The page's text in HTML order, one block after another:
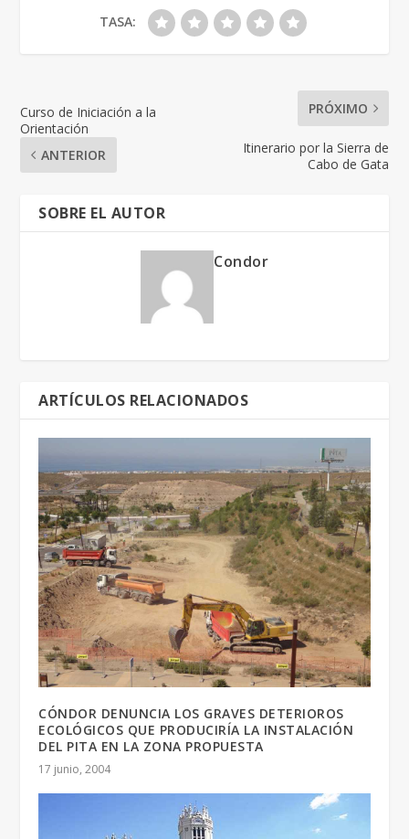
TASA:
Curso de Iniciación a la
Orientación
ANTERIOR
PRÓXIMO
Itinerario por la Sierra de
Cabo de Gata
SOBRE EL AUTOR
Condor
ARTÍCULOS RELACIONADOS
CÓNDOR DENUNCIA LOS GRAVES DETERIOROS
ECOLÓGICOS QUE PRODUCIRÍA LA INSTALACIÓN
DEL PITA EN LA ZONA PROPUESTA
17 junio, 2004